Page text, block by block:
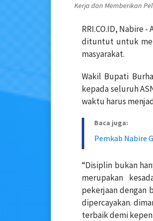
Kerja dan Memberikan
RRI.CO.ID, Nabire
dituntut untuk
masyarakat.
Wakil Bupati
kepada seluruh
waktu harus
Baca juga:
Pemkab Nabire
“Disiplin bukan
merupakan
pekerjaan dengan
dipercayakan.
terbaik demi